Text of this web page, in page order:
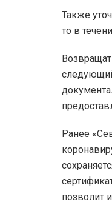
Также
то в
Ранее
позволит